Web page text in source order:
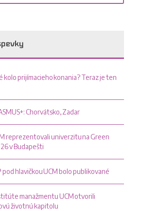
kolo prijímacieho konania? Teraz je ten
Chorvátsko, Zadar
reprezentovali univerzitu na Green
v Budapešti
pod hlavičkou UCM bolo publikované
manažmentu UCM otvorili
životnú kapitolu